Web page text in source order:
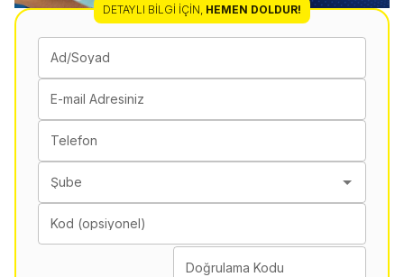
DETAYLI BILGI İÇIN, HEMEN DOLDUR!
Ad/Soyad
E-mail Adresiniz
Telefon
Şube
Kod (opsiyonel)
Doğrulama Kodu